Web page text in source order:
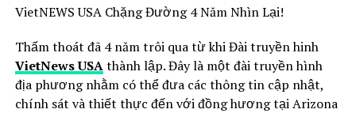
VietNEWS USA Chặng Đường 4 Năm Nhìn Lại!
Thấm thoát đã 4 năm trôi qua từ khi Đài truyền hinh
VietNews USAthành lập. Đây là một đài truyền hình
địa phương nhằm có thể đưa các thông tin cập nhật,
chính sát và thiết thực đến với đồng hương tại Arizona